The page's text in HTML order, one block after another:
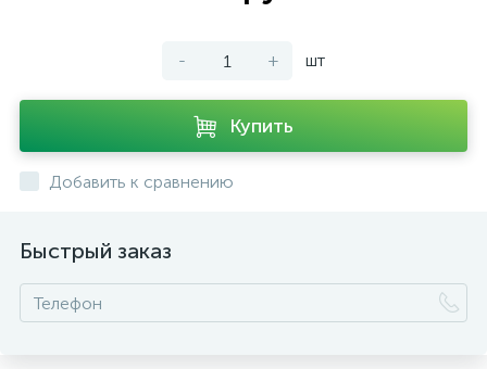
- + шт
Купить
Добавить к сравнению
Быстрый заказ